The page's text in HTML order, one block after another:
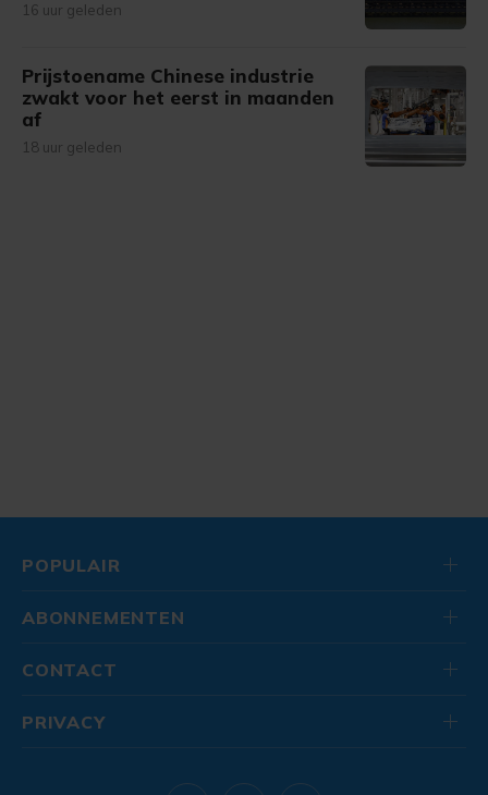
16 uur geleden
Prijstoename Chinese industrie
zwakt voor het eerst in maanden
af
18 uur geleden
POPULAIR
ABONNEMENTEN
CONTACT
PRIVACY